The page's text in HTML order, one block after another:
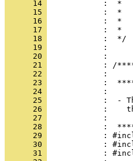
      14
      15
      16
      17
      18
      19
      20
      21
      22
      23
      24
      25
      26
      27
      28
      29
      30
      31